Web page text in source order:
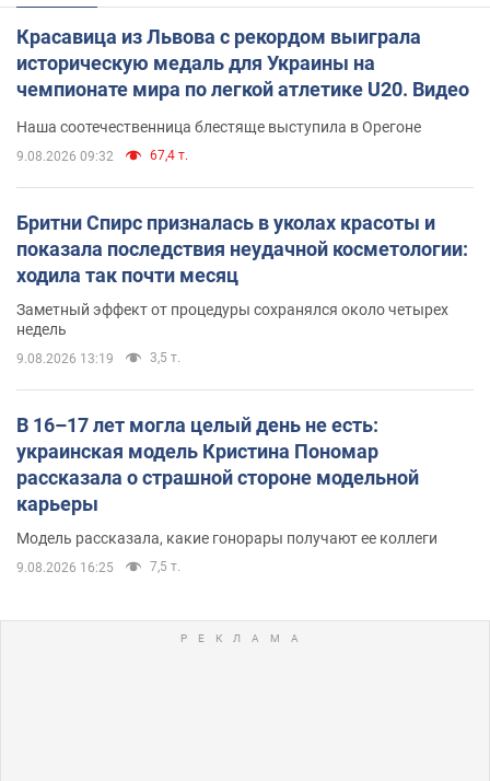
Красавица из Львова с рекордом выиграла
историческую медаль для Украины на
чемпионате мира по легкой атлетике U20. Видео
Наша соотечественница блестяще выступила в Орегоне
9.08.2026 09:32 67,4 т.
Бритни Спирс призналась в уколах красоты и
показала последствия неудачной косметологии:
ходила так почти месяц
Заметный эффект от процедуры сохранялся около четырех
недель
9.08.2026 13:19 3,5 т.
В 16–17 лет могла целый день не есть:
украинская модель Кристина Пономар
рассказала о страшной стороне модельной
карьеры
Модель рассказала, какие гонорары получают ее коллеги
9.08.2026 16:25 7,5 т.